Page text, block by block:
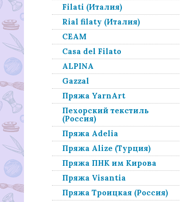
Filati (Италия)
Rial filaty (Италия)
СЕАМ
Casa del Filato
ALPINA
Gazzal
Пряжа YarnArt
Пехорский текстиль
(Россия)
Пряжа Adelia
Пряжа Alize (Турция)
Пряжа ПНК им Кирова
Пряжа Visantia
Пряжа Троицкая (Россия)